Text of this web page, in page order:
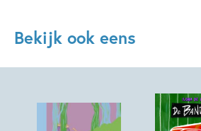
Bekijk ook eens